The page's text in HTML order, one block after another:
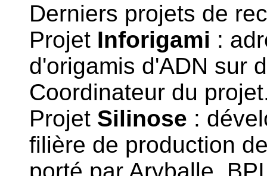
Derniers projets de
Projet Inforigami :
d'origamis d'ADN sur
Coordinateur du
Projet Silinose :
filière de production